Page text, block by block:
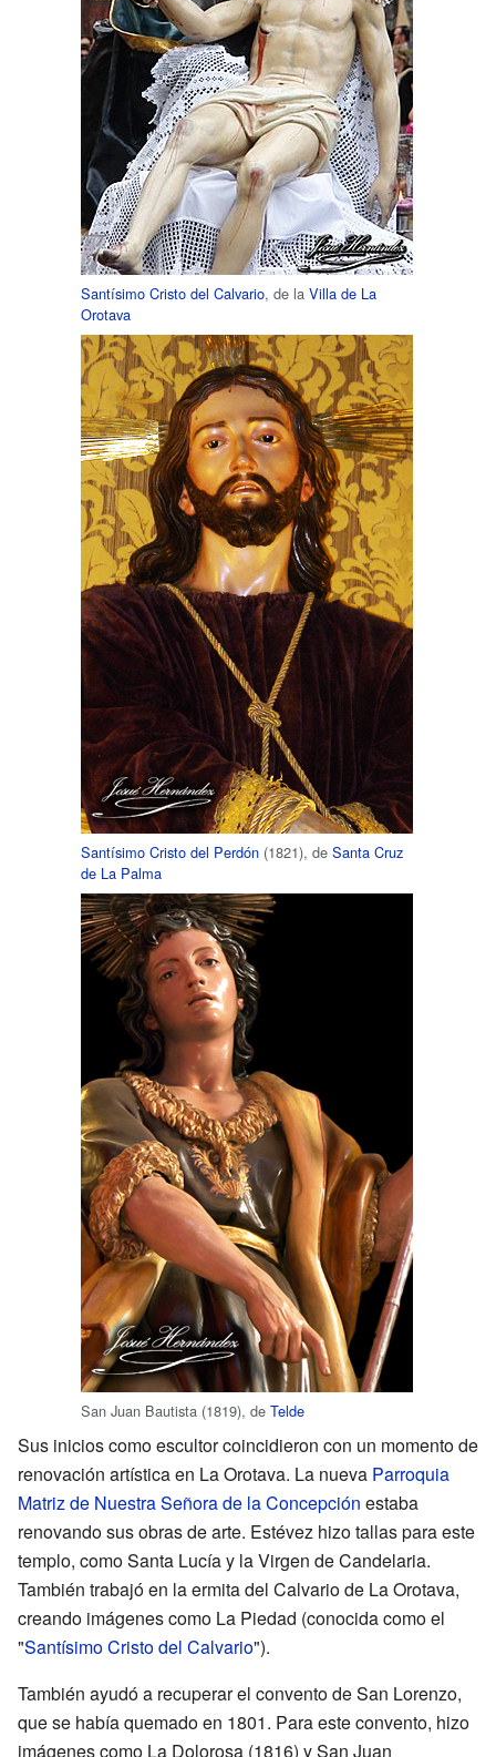
Santísimo Cristo del Calvario, de la Villa de La
Orotava
Santísimo Cristo del Perdón (1821), de Santa Cruz
de La Palma
San Juan Bautista (1819), de Telde
Sus inicios como escultor coincidieron con un momento de
renovación artística en La Orotava. La nueva Parroquia
Matriz de Nuestra Señora de la Concepción estaba
renovando sus obras de arte. Estévez hizo tallas para este
templo, como Santa Lucía y la Virgen de Candelaria.
También trabajó en la ermita del Calvario de La Orotava,
creando imágenes como La Piedad (conocida como el
"Santísimo Cristo del Calvario").
También ayudó a recuperar el convento de San Lorenzo,
que se había quemado en 1801. Para este convento, hizo
imágenes como La Dolorosa (1816) y San Juan